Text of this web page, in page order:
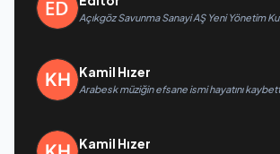
Açıkgöz Savunma Sanayi AŞ Yeni Yönetim
Kamil Hızer
Arabesk müziğin efsane ismi hayatını
Kamil Hızer